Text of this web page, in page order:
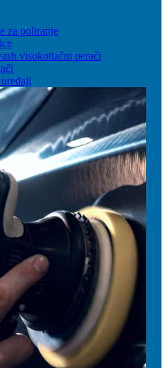
za poliranje
visokotlačni perači